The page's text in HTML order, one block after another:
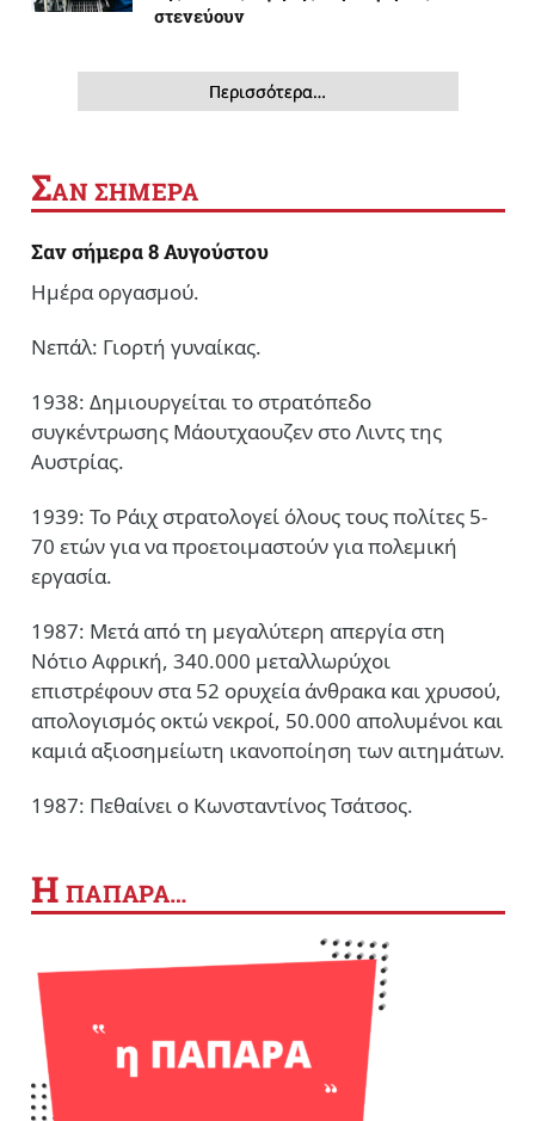
στενεύουν
Περισσότερα…
ΣΑΝ ΣΗΜΕΡΑ
Σαν σήμερα 8 Αυγούστου
Ημέρα οργασμού.
Νεπάλ: Γιορτή γυναίκας.
1938: Δημιουργείται το στρατόπεδο
συγκέντρωσης Μάουτχαουζεν στο Λιντς της
Αυστρίας.
1939: Το Ράιχ στρατολογεί όλους τους πολίτες 5-
70 ετών για να προετοιμαστούν για πολεμική
εργασία.
1987: Μετά από τη μεγαλύτερη απεργία στη
Νότιο Αφρική, 340.000 μεταλλωρύχοι
επιστρέφουν στα 52 ορυχεία άνθρακα και χρυσού,
απολογισμός οκτώ νεκροί, 50.000 απολυμένοι και
καμιά αξιοσημείωτη ικανοποίηση των αιτημάτων.
1987: Πεθαίνει ο Κωνσταντίνος Τσάτσος.
Η ΠΑΠΑΡΑ…